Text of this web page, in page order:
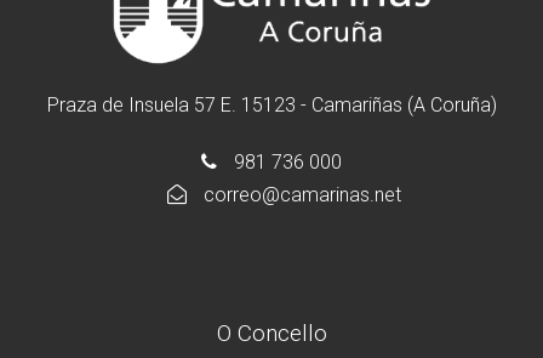
Praza de Insuela 57 E. 15123 - Camariñas (A Coruña)
981 736 000
correo@camarinas.net
O Concello